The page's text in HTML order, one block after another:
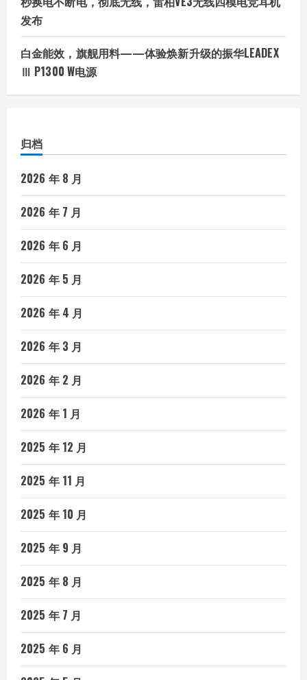
发布
白金能效，旗舰用料——体验焕新升级的振华LEADEX
Ⅲ P1300 W电源
归档
2026 年 8 月
2026 年 7 月
2026 年 6 月
2026 年 5 月
2026 年 4 月
2026 年 3 月
2026 年 2 月
2026 年 1 月
2025 年 12 月
2025 年 11 月
2025 年 10 月
2025 年 9 月
2025 年 8 月
2025 年 7 月
2025 年 6 月